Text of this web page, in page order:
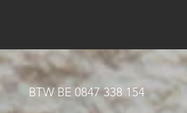
BTW BE 0847 338 154